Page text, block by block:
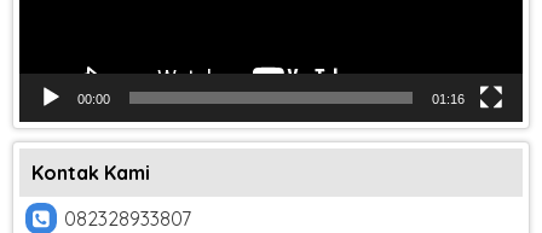
00:00 01:16
Kontak Kami
082328933807